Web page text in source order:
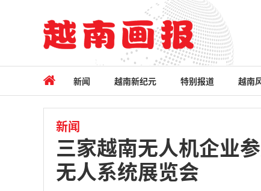
新闻 越南新纪元 特别报道 越南
新闻
三家越南无人机企业
无人系统展览会